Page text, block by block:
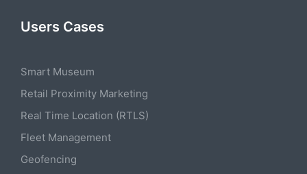
Users Cases
Smart Museum
Retail Proximity Marketing
Real Time Location (RTLS)
Fleet Management
Geofencing